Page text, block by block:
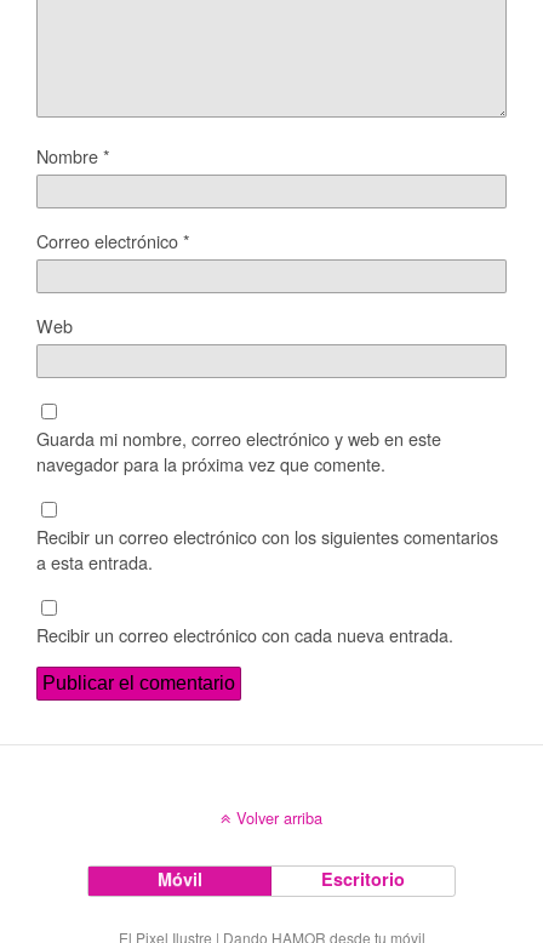
Nombre*
Correo electrónico*
Web
Guarda mi nombre, correo electrónico y web en este
navegador para la próxima vez que comente.
Recibir un correo electrónico con los siguientes comentarios
a esta entrada.
Recibir un correo electrónico con cada nueva entrada.
Volver arriba
Móvil Escritorio
El Pixel Ilustre | Dando HAMOR desde tu móvil